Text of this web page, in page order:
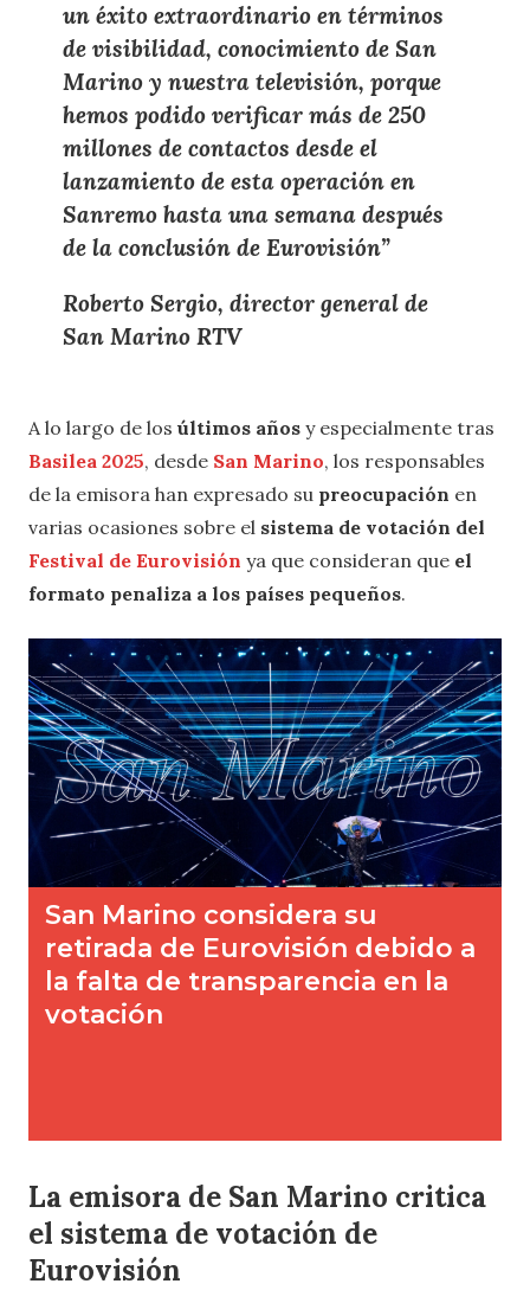
un éxito extraordinarioen términos
de visibilidad, conocimientode San
Marinoy nuestra televisión, porque
hemos podido verificar más de 250
millones de contactos desde el
lanzamiento de esta operación en
Sanremohasta una semana después
de la conclusión de Eurovisión”
Roberto Sergio, director general de
San Marino RTV
A lo largo de los últimos años y especialmente tras
Basilea 2025, desde San Marino, los responsables
de la emisora han expresado su preocupación en
varias ocasiones sobre el sistema de votación del
Festival de Eurovisión ya que consideran que el
formato penaliza a los países pequeños.
La emisora de San Marino critica
el sistema de votación de
Eurovisión